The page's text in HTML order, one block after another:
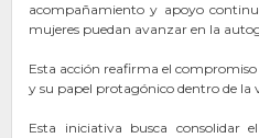
acompañamiento y apoyo
mujeres puedan avanzar en la
Esta acción reafirma el
y su papel protagónico dentro de
Esta iniciativa busca consolidar